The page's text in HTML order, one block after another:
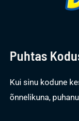
Puhtas
Kui sinu kodune
õnnelikuna,